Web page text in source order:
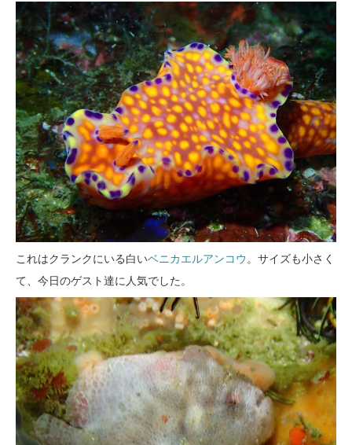
これはクランクにいる白いベニカエルアンコウ。サイズも小さく
て、今日のゲスト達に人気でした。